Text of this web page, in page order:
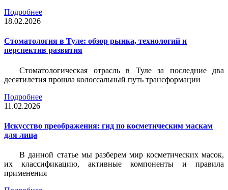
Подробнее
18.02.2026
Стоматология в Туле: обзор рынка, технологий и
перспектив развития
Стоматологическая отрасль в Туле за последние два
десятилетия прошла колоссальный путь трансформации
Подробнее
11.02.2026
Искусство преображения: гид по косметическим маскам
для лица
В данной статье мы разберем мир косметических масок,
их классификацию, активные компоненты и правила
применения